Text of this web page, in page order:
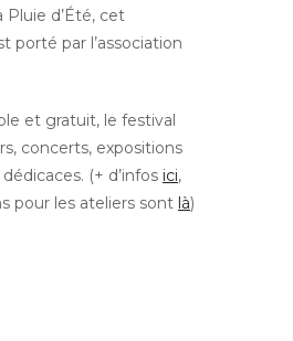
Pluie d’Été, cet
porté par l’association
et gratuit, le festival
concerts, expositions
(+ d’infos ici,
pour les ateliers sont là)